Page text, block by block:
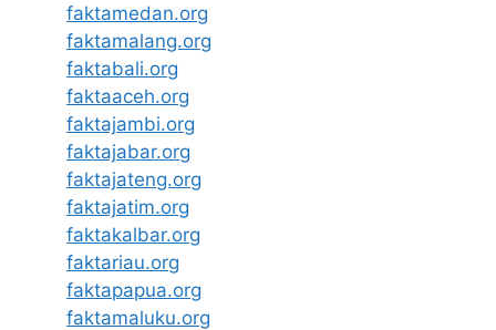
faktamedan.org
faktamalang.org
faktabali.org
faktaaceh.org
faktajambi.org
faktajabar.org
faktajateng.org
faktajatim.org
faktakalbar.org
faktariau.org
faktapapua.org
faktamaluku.org